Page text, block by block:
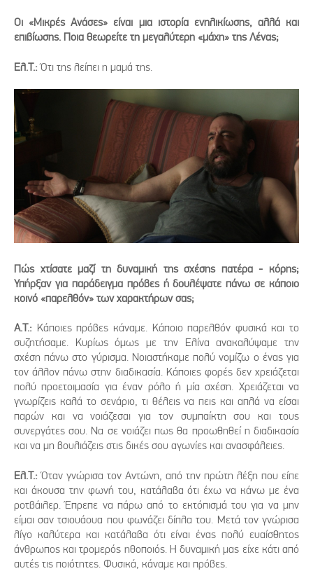
Οι «Μικρές Ανάσες» είναι μια ιστορία ενηλικίωσης, αλλά και
επιβίωσης. Ποια θεωρείτε τη μεγαλύτερη «μάχη» της Λένας;
Ελ.Τ.:Ότι της λείπει η μαμά της.
Πώς χτίσατε μαζί τη δυναμική της σχέσης πατέρα - κόρης;
Υπήρξαν για παράδειγμα πρόβες ή δουλέψατε πάνω σε κάποιο
κοινό «παρελθόν» των χαρακτήρων σας;
Α.Τ.: Κάποιες πρόβες κάναμε. Κάποιο παρελθόν φυσικά και το
συζητήσαμε. Κυρίως όμως με την Ελίνα ανακαλύψαμε την
σχέση πάνω στο γύρισμα. Νοιαστήκαμε πολύ νομίζω ο ένας για
τον άλλον πάνω στην διαδικασία. Κάποιες φορές δεν χρειάζεται
πολύ προετοιμασία για έναν ρόλο ή μία σχέση. Χρειάζεται να
γνωρίζεις καλά το σενάριο, τι θέλεις να πεις και απλά να είσαι
παρών και να νοιάζεσαι για τον συμπαίκτη σου και τους
συνεργάτες σου. Να σε νοιάζει πως θα προωθηθεί η διαδικασία
και να μη βουλιάζεις στις δικές σου αγωνίες και ανασφάλειες.
Ελ.Τ.:Όταν γνώρισα τον Αντώνη, από την πρώτη λέξη που είπε
και άκουσα την φωνή του, κατάλαβα ότι έχω να κάνω με ένα
ροτβάιλερ. Έπρεπε να πάρω από το εκτόπισμά του για να μην
είμαι σαν τσιουάουα που φωνάζει δίπλα του. Μετά τον γνώρισα
λίγο καλύτερα και κατάλαβα ότι είναι ένας πολύ ευαίσθητος
άνθρωπος και τρομερός ηθοποιός. Η δυναμική μας είχε κάτι από
αυτές τις ποιότητες. Φυσικά, κάναμε και πρόβες.